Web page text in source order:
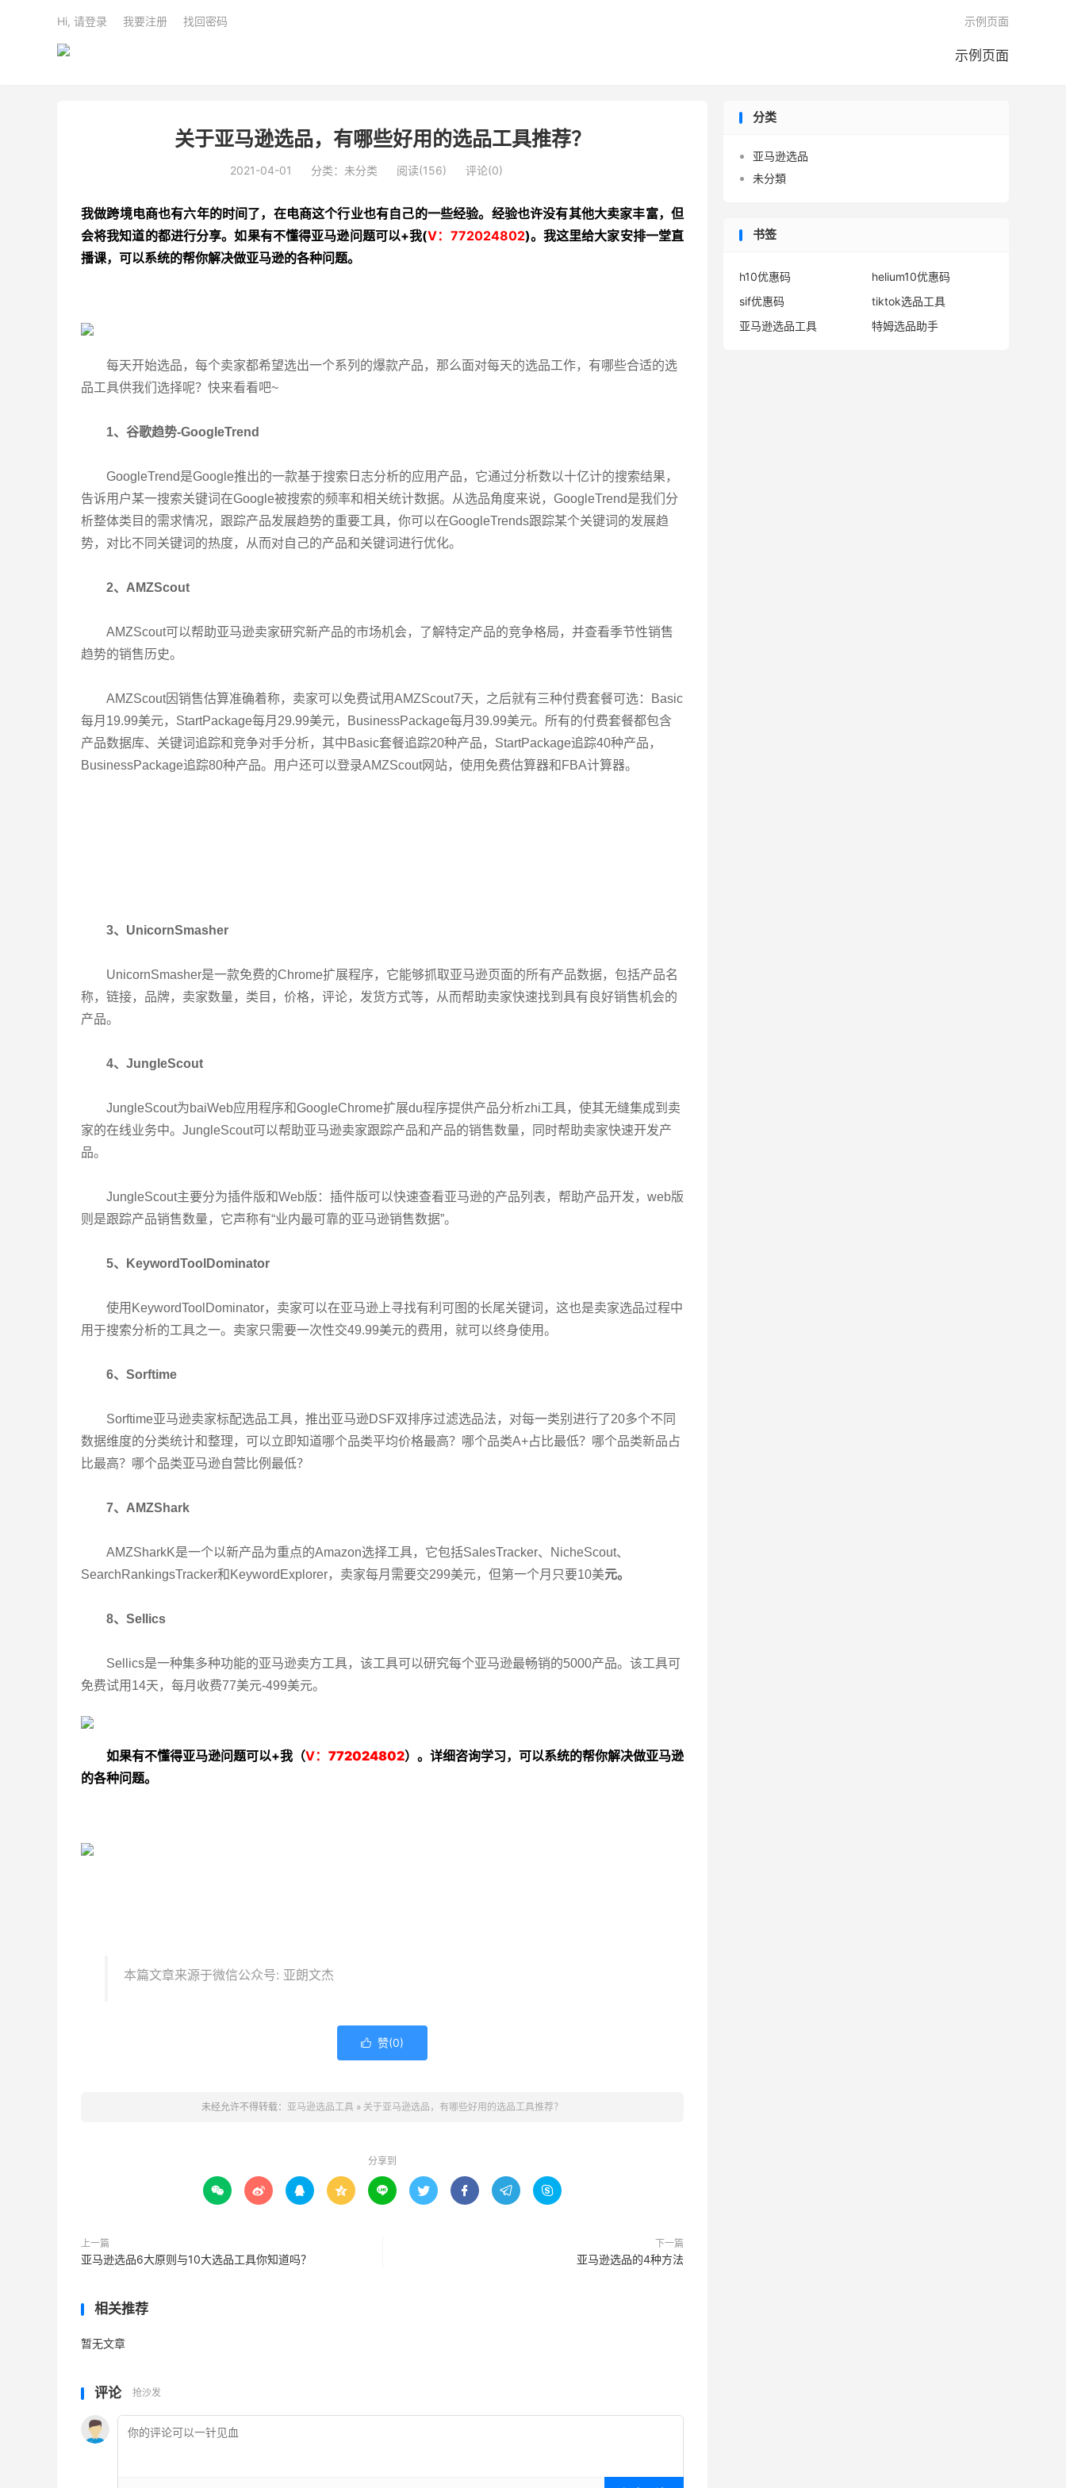
示例页面
示例页面
Hi, 请登录 我要注册 找回密码
关于亚马逊选品，有哪些好用的选品工具推荐？
2021-04-01 分类：未分类 阅读(156) 评论(0)
我做跨境电商也有六年的时间了，在电商这个行业也有自己的一些经验。经验也许没有其他大卖家丰富，但
会将我知道的都进行分享。如果有不懂得亚马逊问题可以+我(V：772024802)。我这里给大家安排一堂直
播课，可以系统的帮你解决做亚马逊的各种问题。
每天开始选品，每个卖家都希望选出一个系列的爆款产品，那么面对每天的选品工作，有哪些合适的选
品工具供我们选择呢？快来看看吧~
1、谷歌趋势-GoogleTrend
GoogleTrend是Google推出的一款基于搜索日志分析的应用产品，它通过分析数以十亿计的搜索结果，
告诉用户某一搜索关键词在Google被搜索的频率和相关统计数据。从选品角度来说，GoogleTrend是我们分
析整体类目的需求情况，跟踪产品发展趋势的重要工具，你可以在GoogleTrends跟踪某个关键词的发展趋
势，对比不同关键词的热度，从而对自己的产品和关键词进行优化。
2、AMZScout
AMZScout可以帮助亚马逊卖家研究新产品的市场机会，了解特定产品的竞争格局，并查看季节性销售
趋势的销售历史。
AMZScout因销售估算准确着称，卖家可以免费试用AMZScout7天，之后就有三种付费套餐可选：Basic
每月19.99美元，StartPackage每月29.99美元，BusinessPackage每月39.99美元。所有的付费套餐都包含
产品数据库、关键词追踪和竞争对手分析，其中Basic套餐追踪20种产品，StartPackage追踪40种产品，
BusinessPackage追踪80种产品。用户还可以登录AMZScout网站，使用免费估算器和FBA计算器。
3、UnicornSmasher
UnicornSmasher是一款免费的Chrome扩展程序，它能够抓取亚马逊页面的所有产品数据，包括产品名
称，链接，品牌，卖家数量，类目，价格，评论，发货方式等，从而帮助卖家快速找到具有良好销售机会的
产品。
4、JungleScout
JungleScout为baiWeb应用程序和GoogleChrome扩展du程序提供产品分析zhi工具，使其无缝集成到卖
家的在线业务中。JungleScout可以帮助亚马逊卖家跟踪产品和产品的销售数量，同时帮助卖家快速开发产
品。
JungleScout主要分为插件版和Web版：插件版可以快速查看亚马逊的产品列表，帮助产品开发，web版
则是跟踪产品销售数量，它声称有“业内最可靠的亚马逊销售数据”。
5、KeywordToolDominator
使用KeywordToolDominator，卖家可以在亚马逊上寻找有利可图的长尾关键词，这也是卖家选品过程中
用于搜索分析的工具之一。卖家只需要一次性交49.99美元的费用，就可以终身使用。
6、Sorftime
Sorftime亚马逊卖家标配选品工具，推出亚马逊DSF双排序过滤选品法，对每一类别进行了20多个不同
数据维度的分类统计和整理，可以立即知道哪个品类平均价格最高？哪个品类A+占比最低？哪个品类新品占
比最高？哪个品类亚马逊自营比例最低？
7、AMZShark
AMZSharkK是一个以新产品为重点的Amazon选择工具，它包括SalesTracker、NicheScout、
SearchRankingsTracker和KeywordExplorer，卖家每月需要交299美元，但第一个月只要10美元。
8、Sellics
Sellics是一种集多种功能的亚马逊卖方工具，该工具可以研究每个亚马逊最畅销的5000产品。该工具可
免费试用14天，每月收费77美元-499美元。
如果有不懂得亚马逊问题可以+我（V： 772024802）。详细咨询学习，可以系统的帮你解决做亚马逊
的各种问题。
本篇文章来源于微信公众号: 亚朗文杰
 赞(0)
未经允许不得转载： 亚马逊选品工具 » 关于亚马逊选品，有哪些好用的选品工具推荐？
分享到
        
上一篇
亚马逊选品6大原则与10大选品工具你知道吗？
下一篇
亚马逊选品的4种方法
相关推荐
暂无文章
评论 抢沙发
分类
亚马逊选品
未分類
书签
h10优惠码
helium10优惠码
sif优惠码
tiktok选品工具
亚马逊选品工具
特姆选品助手